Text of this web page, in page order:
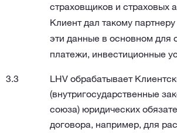
страховщиков и страховых
Клиент дал такому
эти данные в основном для
платежи, инвестиционные
LHV обрабатывает
(внутригосударственные
союза) юридических
договора, например, для